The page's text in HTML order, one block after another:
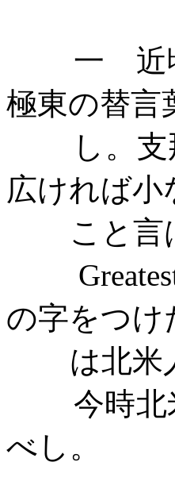
一 近
極東の替言
し。
広ければ小
こと
の字をつけ
は北米
今時
べし。